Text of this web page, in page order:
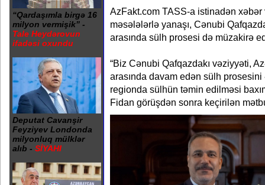
“Qardaşımla birgə 16
milyon vermişik” -
Tale Heydərovun
ifadəsi oxundu
Deputat Cavanşir
Feyziyev Londonda
milyonluq mülklər
alıb - SİYAHI
AzFakt.com TASS-a istinadən xəbər
məsələlərlə yanaşı, Cənubi
arasında sülh prosesi də müzakirə
“Biz Cənubi Qafqazdakı vəziyyəti,
arasında davam edən sülh prosesini
regionda sülhün təmin edilməsi
Fidan görüşdən sonra keçirilən